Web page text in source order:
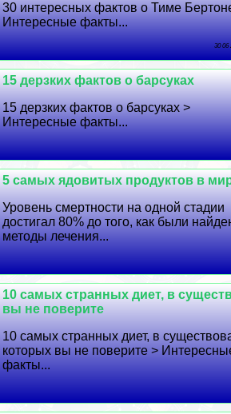
30 интересных фактов о Тиме
Интересные факты...
30 06
15 дерзких фактов о барcyкaх
15 дерзких фактов о барcyкaх >
Интересные факты...
5 самых ядовитых продуктов в
Уровень cмepтности на одной стадии
достигал 80% до того, как были
методы лечения...
10 самых странных диет, в
вы не поверите
10 самых странных диет, в
которых вы не поверите >
факты...